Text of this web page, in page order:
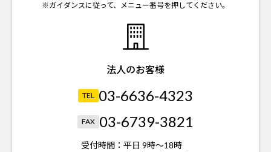
※ガイダンスに従って、メニュー番号を押してください。
法人のお客様
TEL 03-6636-4323
FAX 03-6739-3821
受付時間： 平日 9時～18時